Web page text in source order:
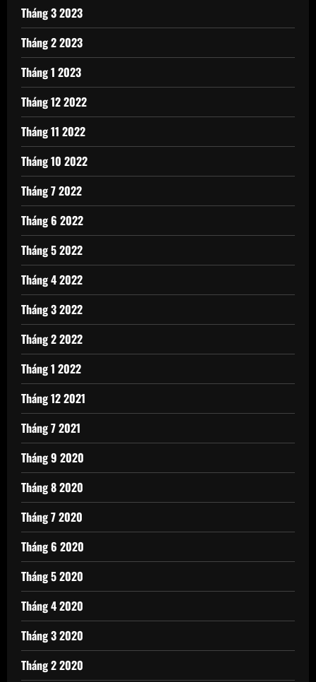
Tháng 3 2023
Tháng 2 2023
Tháng 1 2023
Tháng 12 2022
Tháng 11 2022
Tháng 10 2022
Tháng 7 2022
Tháng 6 2022
Tháng 5 2022
Tháng 4 2022
Tháng 3 2022
Tháng 2 2022
Tháng 1 2022
Tháng 12 2021
Tháng 7 2021
Tháng 9 2020
Tháng 8 2020
Tháng 7 2020
Tháng 6 2020
Tháng 5 2020
Tháng 4 2020
Tháng 3 2020
Tháng 2 2020